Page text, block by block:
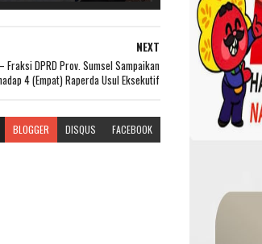
NEXT
DPRD Prov. Sumsel Sampaikan
4 (Empat) Raperda Usul Eksekutif
BLOGGER DISQUS FACEBOOK